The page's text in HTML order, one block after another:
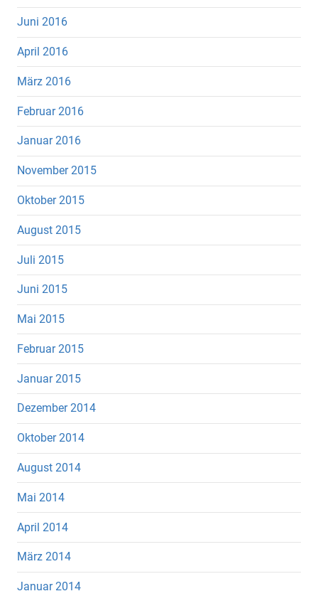
Juni 2016
April 2016
März 2016
Februar 2016
Januar 2016
November 2015
Oktober 2015
August 2015
Juli 2015
Juni 2015
Mai 2015
Februar 2015
Januar 2015
Dezember 2014
Oktober 2014
August 2014
Mai 2014
April 2014
März 2014
Januar 2014